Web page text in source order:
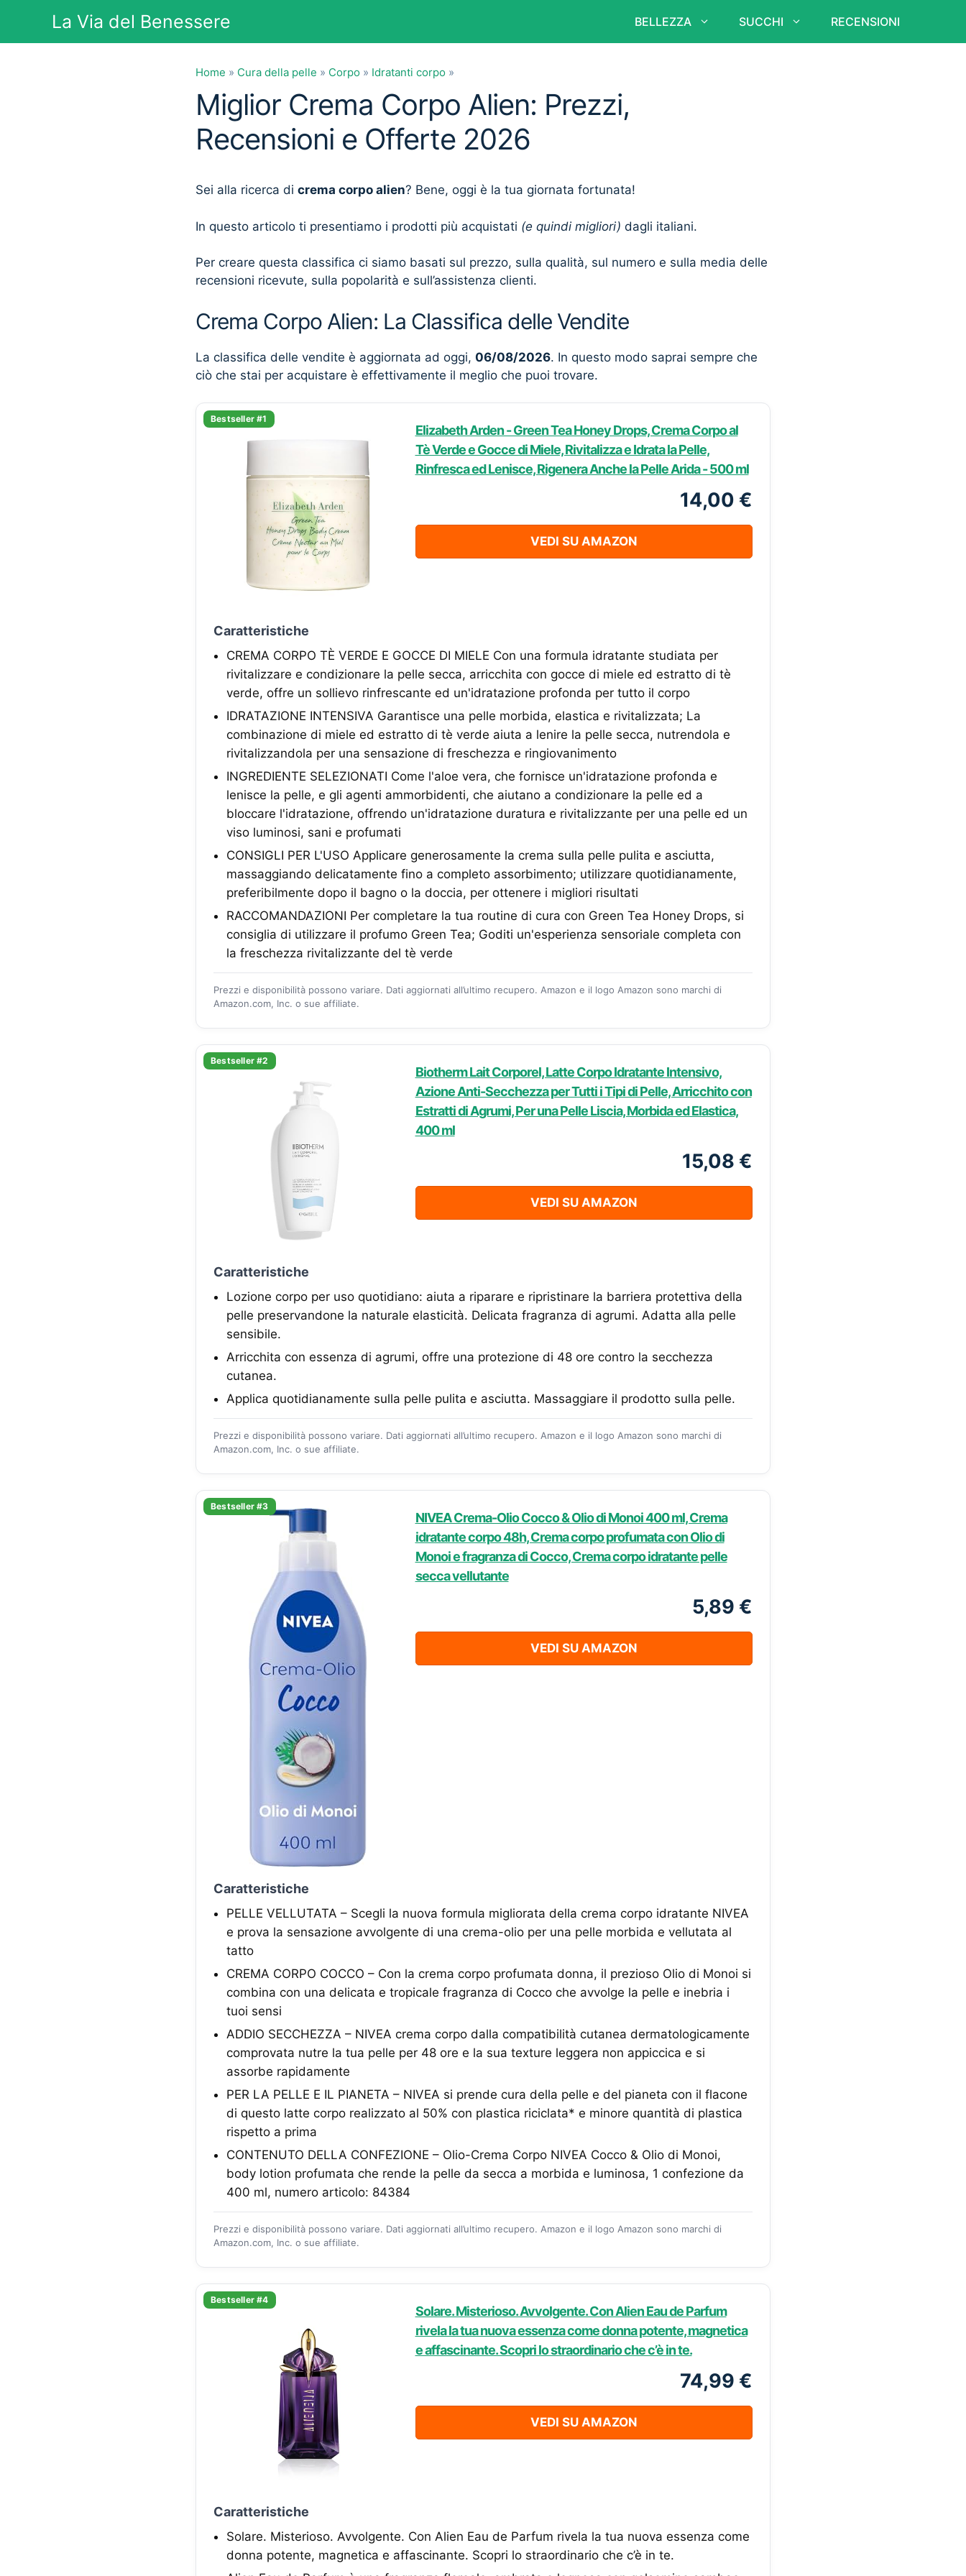
contenuto
La Via del Benessere BELLEZZA SUCCHI RECENSIONI
Home » Cura della pelle » Corpo » Idratanti corpo »
Miglior Crema Corpo Alien: Prezzi,
Recensioni e Offerte 2026
Sei alla ricerca di crema corpo alien? Bene, oggi è la tua giornata fortunata!
In questo articolo ti presentiamo i prodotti più acquistati (e quindi migliori) dagli italiani.
Per creare questa classifica ci siamo basati sul prezzo, sulla qualità, sul numero e sulla media delle
recensioni ricevute, sulla popolarità e sull’assistenza clienti.
Crema Corpo Alien: La Classifica delle Vendite
La classifica delle vendite è aggiornata ad oggi, 06/08/2026. In questo modo saprai sempre che
ciò che stai per acquistare è effettivamente il meglio che puoi trovare.
Bestseller #1
Elizabeth Arden - Green Tea Honey Drops, Crema Corpo al
Tè Verde e Gocce di Miele, Rivitalizza e Idrata la Pelle,
Rinfresca ed Lenisce, Rigenera Anche la Pelle Arida - 500 ml
14,00 €
VEDI SU AMAZON
Caratteristiche
CREMA CORPO TÈ VERDE E GOCCE DI MIELE Con una formula idratante studiata per
rivitalizzare e condizionare la pelle secca, arricchita con gocce di miele ed estratto di tè
verde, offre un sollievo rinfrescante ed un'idratazione profonda per tutto il corpo
IDRATAZIONE INTENSIVA Garantisce una pelle morbida, elastica e rivitalizzata; La
combinazione di miele ed estratto di tè verde aiuta a lenire la pelle secca, nutrendola e
rivitalizzandola per una sensazione di freschezza e ringiovanimento
INGREDIENTE SELEZIONATI Come l'aloe vera, che fornisce un'idratazione profonda e
lenisce la pelle, e gli agenti ammorbidenti, che aiutano a condizionare la pelle ed a
bloccare l'idratazione, offrendo un'idratazione duratura e rivitalizzante per una pelle ed un
viso luminosi, sani e profumati
CONSIGLI PER L'USO Applicare generosamente la crema sulla pelle pulita e asciutta,
massaggiando delicatamente fino a completo assorbimento; utilizzare quotidianamente,
preferibilmente dopo il bagno o la doccia, per ottenere i migliori risultati
RACCOMANDAZIONI Per completare la tua routine di cura con Green Tea Honey Drops, si
consiglia di utilizzare il profumo Green Tea; Goditi un'esperienza sensoriale completa con
la freschezza rivitalizzante del tè verde
Prezzi e disponibilità possono variare. Dati aggiornati all’ultimo recupero. Amazon e il logo Amazon sono marchi di
Amazon.com, Inc. o sue affiliate.
Bestseller #2
Biotherm Lait Corporel, Latte Corpo Idratante Intensivo,
Azione Anti-Secchezza per Tutti i Tipi di Pelle, Arricchito con
Estratti di Agrumi, Per una Pelle Liscia, Morbida ed Elastica,
400 ml
15,08 €
VEDI SU AMAZON
Caratteristiche
Lozione corpo per uso quotidiano: aiuta a riparare e ripristinare la barriera protettiva della
pelle preservandone la naturale elasticità. Delicata fragranza di agrumi. Adatta alla pelle
sensibile.
Arricchita con essenza di agrumi, offre una protezione di 48 ore contro la secchezza
cutanea.
Applica quotidianamente sulla pelle pulita e asciutta. Massaggiare il prodotto sulla pelle.
Prezzi e disponibilità possono variare. Dati aggiornati all’ultimo recupero. Amazon e il logo Amazon sono marchi di
Amazon.com, Inc. o sue affiliate.
Bestseller #3
NIVEA Crema-Olio Cocco & Olio di Monoi 400 ml, Crema
idratante corpo 48h, Crema corpo profumata con Olio di
Monoi e fragranza di Cocco, Crema corpo idratante pelle
secca vellutante
5,89 €
VEDI SU AMAZON
Caratteristiche
PELLE VELLUTATA – Scegli la nuova formula migliorata della crema corpo idratante NIVEA
e prova la sensazione avvolgente di una crema-olio per una pelle morbida e vellutata al
tatto
CREMA CORPO COCCO – Con la crema corpo profumata donna, il prezioso Olio di Monoi si
combina con una delicata e tropicale fragranza di Cocco che avvolge la pelle e inebria i
tuoi sensi
ADDIO SECCHEZZA – NIVEA crema corpo dalla compatibilità cutanea dermatologicamente
comprovata nutre la tua pelle per 48 ore e la sua texture leggera non appiccica e si
assorbe rapidamente
PER LA PELLE E IL PIANETA – NIVEA si prende cura della pelle e del pianeta con il flacone
di questo latte corpo realizzato al 50% con plastica riciclata* e minore quantità di plastica
rispetto a prima
CONTENUTO DELLA CONFEZIONE – Olio-Crema Corpo NIVEA Cocco & Olio di Monoi,
body lotion profumata che rende la pelle da secca a morbida e luminosa, 1 confezione da
400 ml, numero articolo: 84384
Prezzi e disponibilità possono variare. Dati aggiornati all’ultimo recupero. Amazon e il logo Amazon sono marchi di
Amazon.com, Inc. o sue affiliate.
Bestseller #4
Solare. Misterioso. Avvolgente. Con Alien Eau de Parfum
rivela la tua nuova essenza come donna potente, magnetica
e affascinante. Scopri lo straordinario che c’è in te.
74,99 €
VEDI SU AMAZON
Caratteristiche
Solare. Misterioso. Avvolgente. Con Alien Eau de Parfum rivela la tua nuova essenza come
donna potente, magnetica e affascinante. Scopri lo straordinario che c’è in te.